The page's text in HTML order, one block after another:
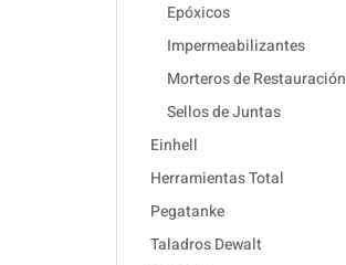
Epóxicos
Impermeabilizantes
Morteros de Restauración
Sellos de Juntas
Einhell
Herramientas Total
Pegatanke
Taladros Dewalt